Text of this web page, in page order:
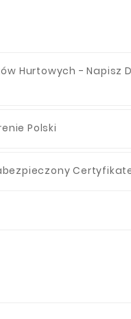
Hurtowych - Napisz
Polski